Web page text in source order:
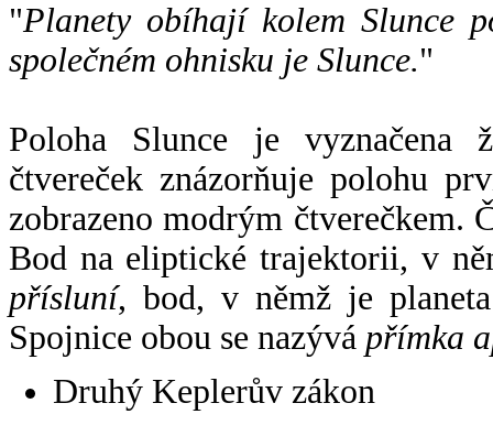
"Planety obíhají kolem Slunce
společném ohnisku je Slunce."
Poloha Slunce je vyznačena
čtvereček znázorňuje polohu
zobrazeno modrým čtverečkem.
Bod na eliptické trajektorii, v
přísluní, bod, v němž je
Spojnice obou se nazývá přímka
Druhý Keplerův zákon